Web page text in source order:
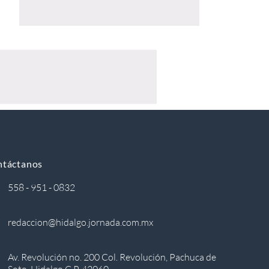
558 - 951 - 0832
redaccion@hidalgo.jornada.com.mx
Av. Revolución no. 200 Col. Revolución, Pachuca de